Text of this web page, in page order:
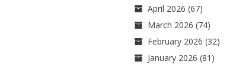
April 2026 (67)
March 2026 (74)
February 2026 (32)
January 2026 (81)